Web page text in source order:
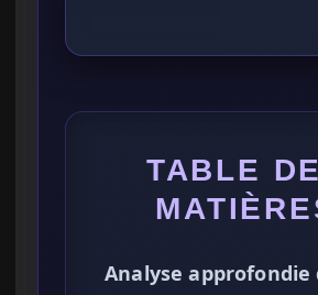
TABLE
Analyse approfondie